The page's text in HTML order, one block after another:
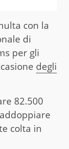
con la
di
per gli
degli
82.500
colta in